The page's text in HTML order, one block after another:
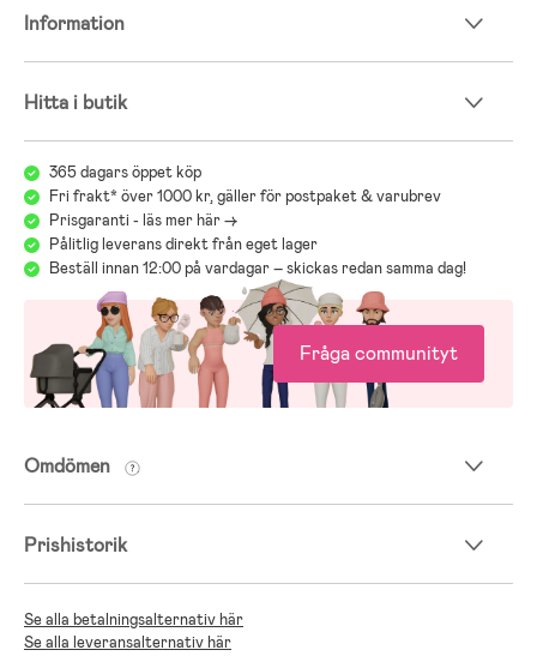
Information
Hitta i butik
365 dagars öppet köp
Fri frakt* över 1000 kr, gäller för postpaket & varubrev
Prisgaranti - läs mer här ->
Pålitlig leverans direkt från eget lager
Beställ innan 12:00 på vardagar – skickas redan samma dag!
Fråga communityt
Omdömen
Prishistorik
Se alla betalningsalternativ här
Se alla leveransalternativ här